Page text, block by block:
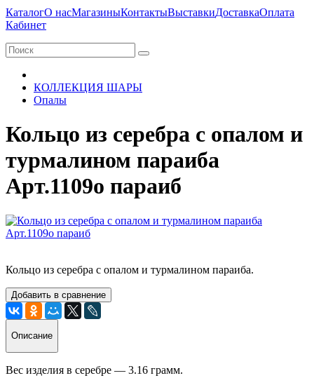
КаталогО насМагазиныКонтактыВыставкиДоставкаОплата
Кабинет
КОЛЛЕКЦИЯ ШАРЫ
Опалы
Кольцо из серебра с опалом и
турмалином параиба
Арт.1109о параиб
Кольцо из серебра с опалом и турмалином параиба.
Добавить в сравнение
Описание
Вес изделия в серебре — 3.16 грамм.